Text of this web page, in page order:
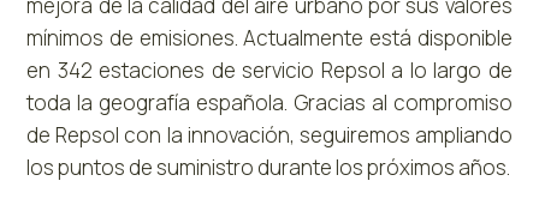
mejora de la calidad del aire urbano por sus valores
mínimos de emisiones. Actualmente está disponible
en 342 estaciones de servicio Repsol a lo largo de
toda la geografía española. Gracias al compromiso
de Repsol con la innovación, seguiremos ampliando
los puntos de suministro durante los próximos años.